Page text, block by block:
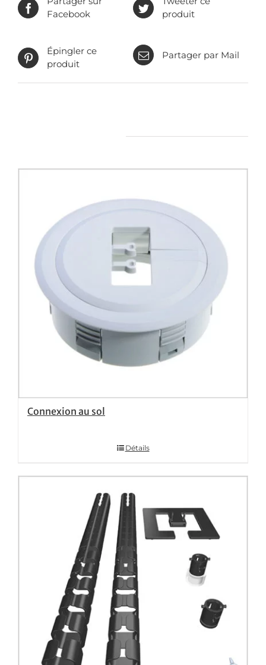
Facebook
produit
Épingler ce
produit
Partager par Mail
Connexion au sol
Détails